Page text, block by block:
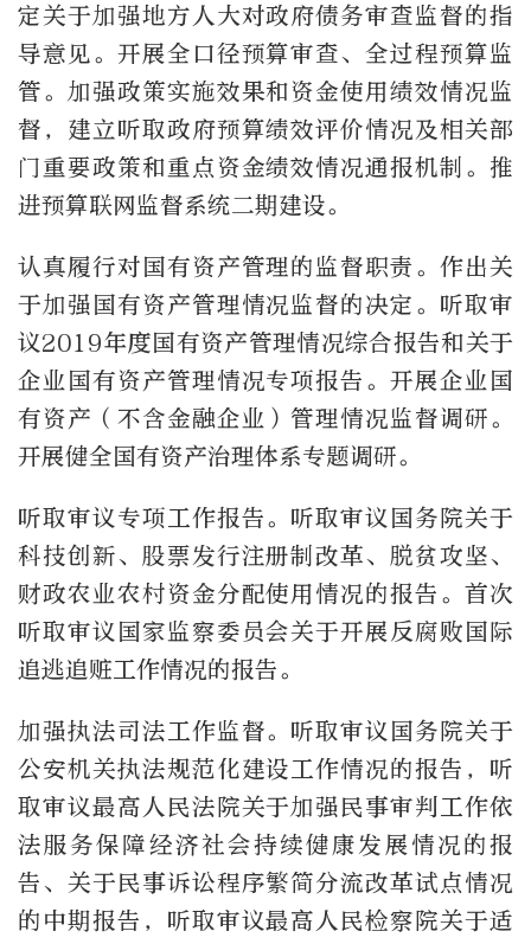
定关于加强地方人大对政府债务审查监督的指
导意见。开展全口径预算审查、全过程预算监
管。加强政策实施效果和资金使用绩效情况监
督，建立听取政府预算绩效评价情况及相关部
门重要政策和重点资金绩效情况通报机制。推
进预算联网监督系统二期建设。
认真履行对国有资产管理的监督职责。作出关
于加强国有资产管理情况监督的决定。听取审
议2019年度国有资产管理情况综合报告和关于
企业国有资产管理情况专项报告。开展企业国
有资产（不含金融企业）管理情况监督调研。
开展健全国有资产治理体系专题调研。
听取审议专项工作报告。听取审议国务院关于
科技创新、股票发行注册制改革、脱贫攻坚、
财政农业农村资金分配使用情况的报告。首次
听取审议国家监察委员会关于开展反腐败国际
追逃追赃工作情况的报告。
加强执法司法工作监督。听取审议国务院关于
公安机关执法规范化建设工作情况的报告，听
取审议最高人民法院关于加强民事审判工作依
法服务保障经济社会持续健康发展情况的报
告、关于民事诉讼程序繁简分流改革试点情况
的中期报告，听取审议最高人民检察院关于适